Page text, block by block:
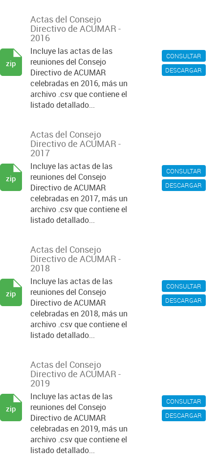
CONSULTAR
DESCARGAR
Actas del Consejo
Directivo de ACUMAR -
2016
Incluye las actas de las
reuniones del Consejo
Directivo de ACUMAR
celebradas en 2016, más un
archivo .csv que contiene el
listado detallado...
zip
CONSULTAR
DESCARGAR
Actas del Consejo
Directivo de ACUMAR -
2017
Incluye las actas de las
reuniones del Consejo
Directivo de ACUMAR
celebradas en 2017, más un
archivo .csv que contiene el
listado detallado...
zip
CONSULTAR
DESCARGAR
Actas del Consejo
Directivo de ACUMAR -
2018
Incluye las actas de las
reuniones del Consejo
Directivo de ACUMAR
celebradas en 2018, más un
archivo .csv que contiene el
listado detallado...
zip
CONSULTAR
DESCARGAR
Actas del Consejo
Directivo de ACUMAR -
2019
Incluye las actas de las
reuniones del Consejo
Directivo de ACUMAR
celebradas en 2019, más un
archivo .csv que contiene el
listado detallado...
zip